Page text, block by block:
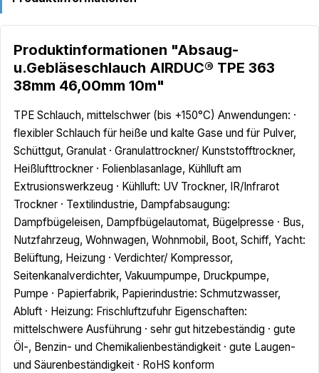
Produktinformationen "Absaug-
u.Gebläseschlauch AIRDUC® TPE 363
38mm 46,00mm 10m"
TPE Schlauch, mittelschwer (bis +150°C) Anwendungen: ·
flexibler Schlauch für heiße und kalte Gase und für Pulver,
Schüttgut, Granulat · Granulattrockner/ Kunststofftrockner,
Heißlufttrockner · Folienblasanlage, Kühlluft am
Extrusionswerkzeug · Kühlluft: UV Trockner, IR/Infrarot
Trockner · Textilindustrie, Dampfabsaugung:
Dampfbügeleisen, Dampfbügelautomat, Bügelpresse · Bus,
Nutzfahrzeug, Wohnwagen, Wohnmobil, Boot, Schiff, Yacht:
Belüftung, Heizung · Verdichter/ Kompressor,
Seitenkanalverdichter, Vakuumpumpe, Druckpumpe,
Pumpe · Papierfabrik, Papierindustrie: Schmutzwasser,
Abluft · Heizung: Frischluftzufuhr Eigenschaften:
mittelschwere Ausführung · sehr gut hitzebeständig · gute
Öl-, Benzin- und Chemikalienbeständigkeit · gute Laugen-
und Säurenbeständigkeit · RoHS konform